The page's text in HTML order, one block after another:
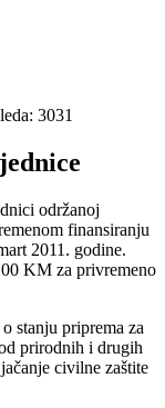
3031
održanoj
finansiranju
2011. godine.
KM za privremeno
stanju priprema za
prirodnih i drugih
civilne zaštite